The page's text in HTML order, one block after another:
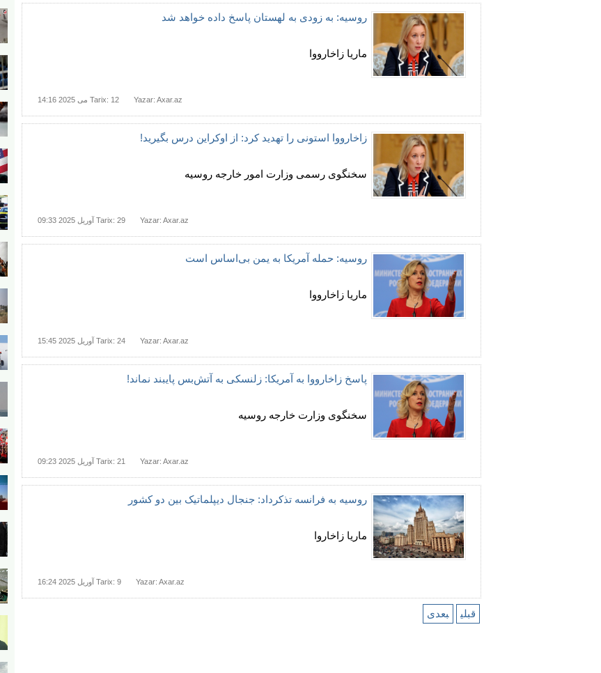
روسیه: به زودی به لهستان پاسخ داده خواهد شد
ماریا زاخارووا
Tarix: 12 می 2025 14:16 Yazar: Axar.az
زاخارووا استونی را تهدید کرد: از اوکراین درس بگیرید!
سخنگوی رسمی وزارت امور خارجه روسیه
Tarix: 29 آوریل 2025 09:33 Yazar: Axar.az
روسیه: حمله آمریکا به یمن بی‌اساس است
ماریا زاخارووا
Tarix: 24 آوریل 2025 15:45 Yazar: Axar.az
پاسخ زاخارووا به آمریکا: زلنسکی به آتش‌بس پایبند نماند!
سخنگوی وزارت خارجه روسیه
Tarix: 21 آوریل 2025 09:23 Yazar: Axar.az
روسیه به فرانسه تذکرداد: جنجال دیپلماتیک بین دو کشور
ماریا زاخاروا
Tarix: 9 آوریل 2025 16:24 Yazar: Axar.az
قبلی بعدی